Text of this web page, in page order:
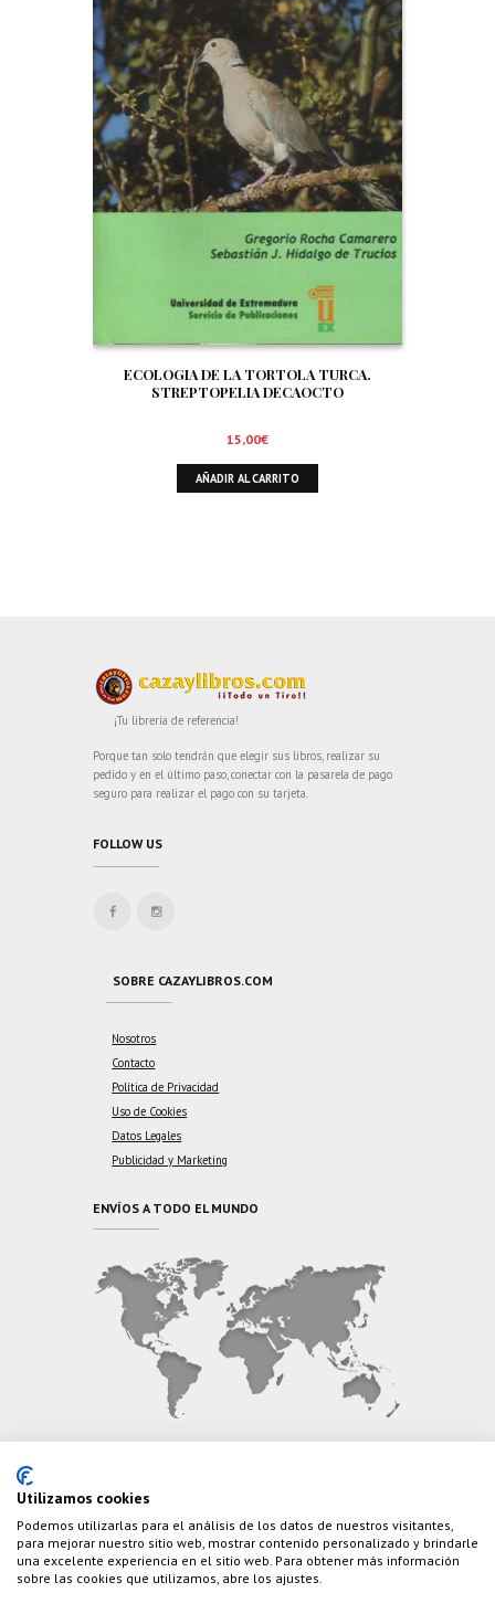
ECOLOGIA DE LA TORTOLA TURCA.
STREPTOPELIA DECAOCTO
15,00€
AÑADIR AL CARRITO
¡Tu librería de referencia!
Porque tan solo tendrán que elegir sus libros, realizar su
pedido y en el último paso, conectar con la pasarela de pago
seguro para realizar el pago con su tarjeta.
FOLLOW US
SOBRE CAZAYLIBROS.COM
Nosotros
Contacto
Política de Privacidad
Uso de Cookies
Datos Legales
Publicidad y Marketing
ENVÍOS A TODO EL MUNDO
Teléfono: (+34) 626 495 499
E-Mail: info@cazaylibros.com
Utilizamos cookies
Podemos utilizarlas para el análisis de los datos de nuestros visitantes,
para mejorar nuestro sitio web, mostrar contenido personalizado y brindarle
una excelente experiencia en el sitio web. Para obtener más información
sobre las cookies que utilizamos, abre los ajustes.